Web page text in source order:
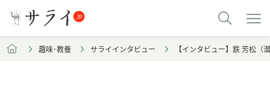
趣味･教養 サライインタビュー 【インタビュー】鉄 芳松